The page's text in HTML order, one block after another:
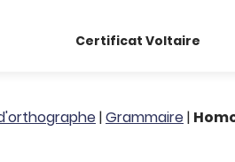
Certificat Voltaire
|Grammaire|